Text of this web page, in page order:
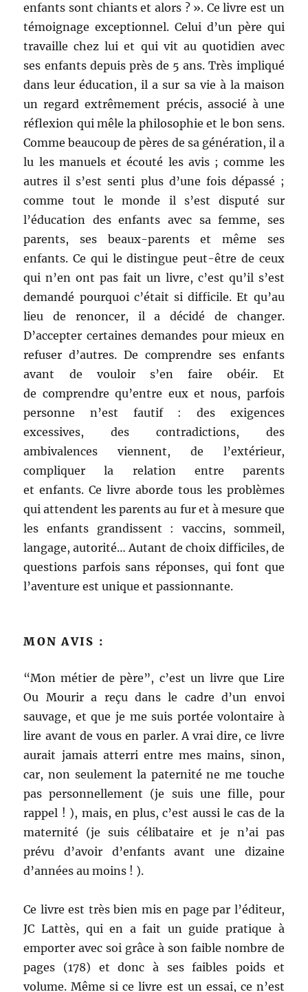
enfants sont chiants et alors ? ». Ce livre est un
témoignage exceptionnel. Celui d’un père qui
travaille chez lui et qui vit au quotidien avec
ses enfants depuis près de 5 ans. Très impliqué
dans leur éducation, il a sur sa vie à la maison
un regard extrêmement précis, associé à une
réflexion qui mêle la philosophie et le bon sens.
Comme beaucoup de pères de sa génération, il a
lu les manuels et écouté les avis ; comme les
autres il s’est senti plus d’une fois dépassé ;
comme tout le monde il s’est disputé sur
l’éducation des enfants avec sa femme, ses
parents, ses beaux-parents et même ses
enfants. Ce qui le distingue peut-être de ceux
qui n’en ont pas fait un livre, c’est qu’il s’est
demandé pourquoi c’était si difficile. Et qu’au
lieu de renoncer, il a décidé de changer.
D’accepter certaines demandes pour mieux en
refuser d’autres. De comprendre ses enfants
avant de vouloir s’en faire obéir. Et
de comprendre qu’entre eux et nous, parfois
personne n’est fautif : des exigences
excessives, des contradictions, des
ambivalences viennent, de l’extérieur,
compliquer la relation entre parents
et enfants. Ce livre aborde tous les problèmes
qui attendent les parents au fur et à mesure que
les enfants grandissent : vaccins, sommeil,
langage, autorité… Autant de choix difficiles, de
questions parfois sans réponses, qui font que
l’aventure est unique et passionnante.
MON AVIS :
“Mon métier de père”, c’est un livre que Lire
Ou Mourir a reçu dans le cadre d’un envoi
sauvage, et que je me suis portée volontaire à
lire avant de vous en parler. A vrai dire, ce livre
aurait jamais atterri entre mes mains, sinon,
car, non seulement la paternité ne me touche
pas personnellement (je suis une fille, pour
rappel ! ), mais, en plus, c’est aussi le cas de la
maternité (je suis célibataire et je n’ai pas
prévu d’avoir d’enfants avant une dizaine
d’années au moins ! ).
Ce livre est très bien mis en page par l’éditeur,
JC Lattès, qui en a fait un guide pratique à
emporter avec soi grâce à son faible nombre de
pages (178) et donc à ses faibles poids et
volume. Même si ce livre est un essai, ce n’est